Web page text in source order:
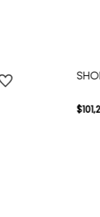
$101,